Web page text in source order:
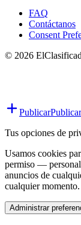
FAQ
Contáctanos
Consent
© 2026
Publicar
Tus opciones de
Usamos cookies
permiso —
anuncios de
cualquier momento.
Administrar